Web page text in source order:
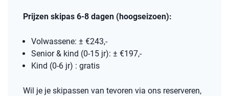
Prijzen skipas 6-8 dagen (hoogseizoen):
Volwassene: ± €243,-
Senior & kind (0-15 jr): ± €197,-
Kind (0-6 jr) : gratis
Wil je je skipassen van tevoren via ons reserveren,